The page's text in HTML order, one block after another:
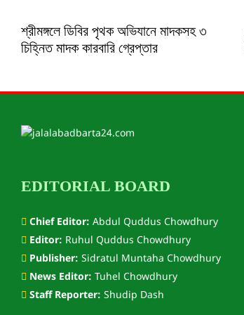
শ্রীমঙ্গলে ডিবির পৃথক অভিযানে মাদকসহ ৩
চিহ্নিত মাদক কারবারি গ্রেপ্তার
EDITORIAL BOARD
Chief Editor: Abdul Quddus Chowdhury
Editor: Ruhul Quddus Chowdhury
Publisher: Sidratul Muntaha Chowdhury
News Editor: Tuhel Chowdhury
Staff Reporter: Shudip Dash